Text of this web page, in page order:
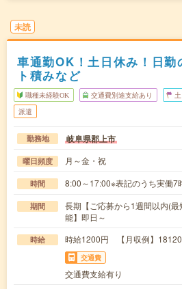
未読
車通勤OK！土日休み！日勤
ト積みなど
職種未経験OK 交通費別途支給あり
派遣
勤務地 岐阜県郡上市
曜日頻度 月～金・祝
時間 8:00～17:00※表記のうち実働7
期間
長期【ご応募から1週間以内(
能】即日～
時給 時給1200円 【月収例】
交通費
交通費支給有り